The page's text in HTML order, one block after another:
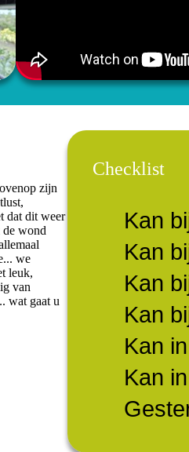
zijn
dat dit weer
de wond
we
leuk,
van
wat gaat u
Checklist
Kan
Kan
Kan
Kan
Kan
Kan